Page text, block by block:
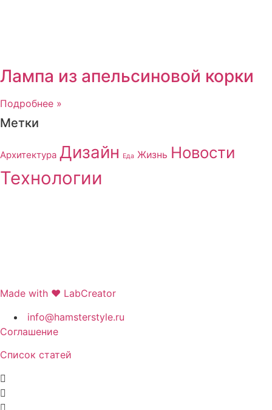
Лампа из апельсиновой корки
Подробнее »
Метки
Архитектура Дизайн Еда Жизнь Новости
Технологии
Made with ❤ LabCreator
info@hamsterstyle.ru
Соглашение
Список статей